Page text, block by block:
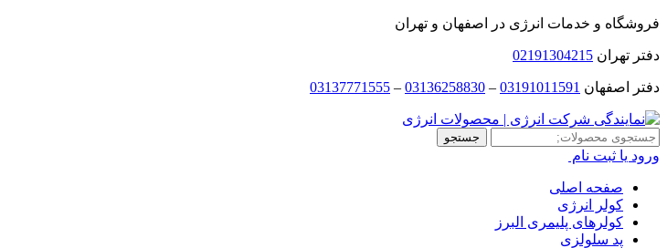
فروشگاه و خدمات انرژی در اصفهان و تهران
دفتر تهران 02191304215
دفتر اصفهان 03191011591
–
03136258830
–
03137771555
جستجو
برای:
جستجو
ورود یا ثبت نام
صفحه اصلی
کولر انرژی
کولرهای پلیمری البرز
پد سلولزی